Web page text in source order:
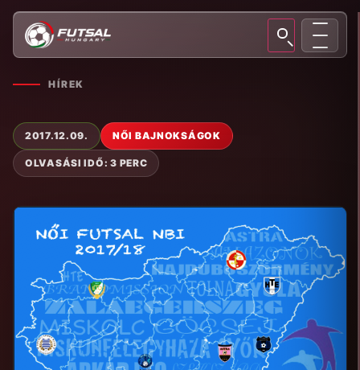
HÍREK
2017.12.09. NŐI BAJNOKSÁGOK
OLVASÁSI IDŐ: 3 PERC